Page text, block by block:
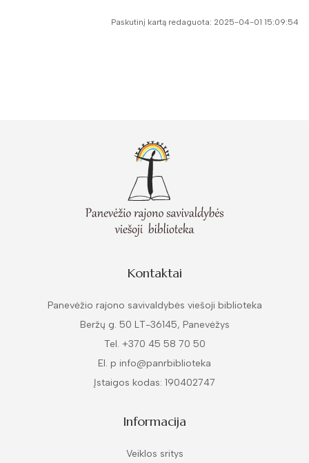
Paskutinį kartą redaguota: 2025-04-01 15:09:54
Kontaktai
Panevėžio rajono savivaldybės viešoji biblioteka
Beržų g. 50 LT-36145, Panevėžys
Tel. +370 45 58 70 50
El. p info@panrbiblioteka
Įstaigos kodas: 190402747
Informacija
Veiklos sritys